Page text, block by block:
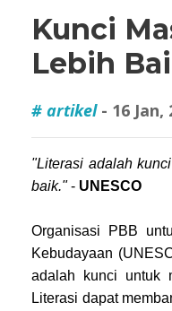
Kunci
Lebih
# artikel- 16 Jan,
"Literasi adalah
baik."- UNESCO
Organisasi PBB
Kebudayaan
adalah kunci untuk
Literasi dapat